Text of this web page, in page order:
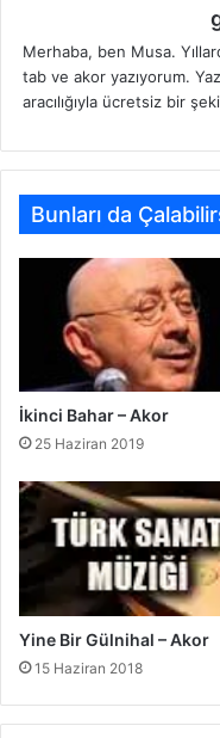
Merhaba, ben Musa.
tab ve akor yazıyorum.
aracılığıyla ücretsiz bir
Bunları da
İkinci Bahar – Akor
25 Haziran 2019
Yine Bir Gülnihal – Akor
15 Haziran 2018